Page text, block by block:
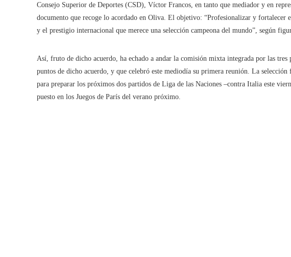
Consejo Superior de Deportes (CSD), Víctor Francos, en tanto que mediador y en
documento que recoge lo acordado en Oliva. El objetivo: “Profesionalizar y fortalecer
y el prestigio internacional que merece una selección campeona del mundo”, según
Así, fruto de dicho acuerdo, ha echado a andar la comisión mixta integrada por las tres
puntos de dicho acuerdo, y que celebró este mediodía su primera reunión. La selección
para preparar los próximos dos partidos de Liga de las Naciones –contra Italia este
puesto en los Juegos de París del verano próximo.